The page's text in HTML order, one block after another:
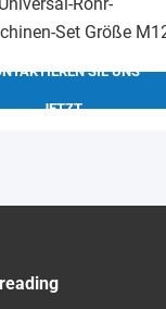
Rohr-
Set Größe
SIE UNS
JETZT